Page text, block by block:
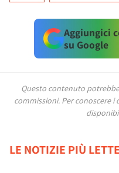
Aggiungici
su Google
Questo contenuto
commissioni. Per conoscere i
LE NOTIZIE PIÙ LETTE